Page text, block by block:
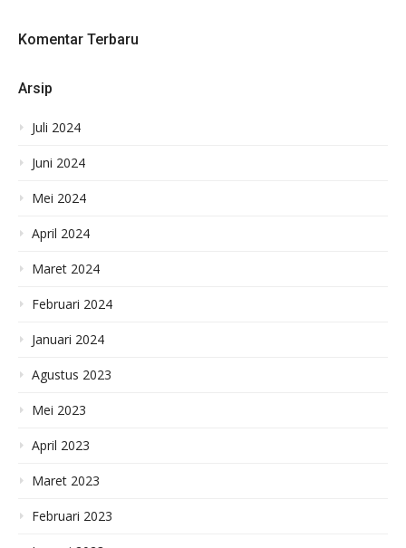
Komentar Terbaru
Arsip
Juli 2024
Juni 2024
Mei 2024
April 2024
Maret 2024
Februari 2024
Januari 2024
Agustus 2023
Mei 2023
April 2023
Maret 2023
Februari 2023